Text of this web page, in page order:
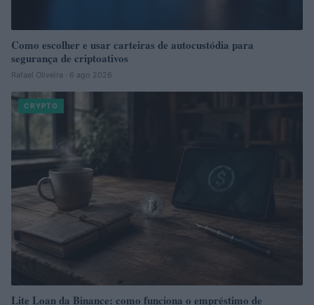
Como escolher e usar carteiras de autocustódia para
segurança de criptoativos
Rafael Oliveira · 6 ago 2026
CRYPTO
Lite Loan da Binance: como funciona o empréstimo de